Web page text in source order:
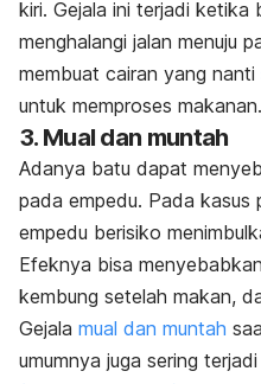
kiri. Gejala ini terjadi ketika
menghalangi jalan menuju
membuat cairan yang nanti
untuk memproses makanan.
3. Mual dan muntah
Adanya batu dapat
pada empedu. Pada kasus
empedu berisiko
Efeknya bisa
kembung setelah makan,
Gejala mual dan muntah
umumnya juga sering